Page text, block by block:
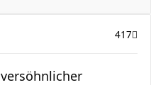
417